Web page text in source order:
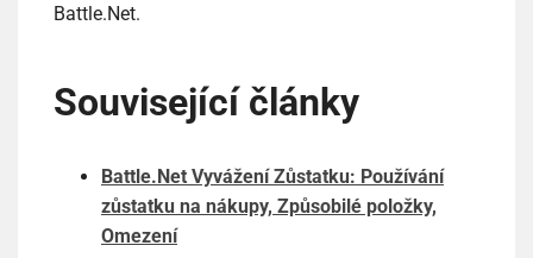
Battle.Net.
Související články
Battle.Net Vyvážení Zůstatku: Používání
zůstatku na nákupy, Způsobilé položky,
Omezení